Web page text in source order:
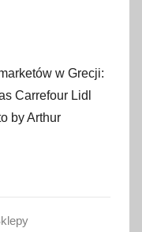
w Grecji:
Carrefour Lidl
by Arthur